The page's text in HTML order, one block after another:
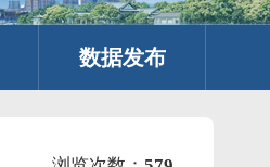
数据发布